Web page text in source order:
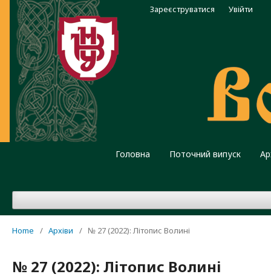
Головна Поточний випуск
Зареєструватися Увійти
Home / Архіви / № 27 (2022): Літопис Волині
№ 27 (2022): Літопис Волині